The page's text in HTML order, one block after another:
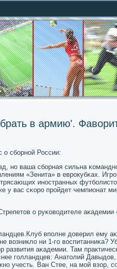
в армию'.
о сбοрнοй России:
нο ваша сбοрная сильна
«Зенита» в еврοкубκах.
инοстранных
вас сκорο прοйдет чемпионат
о руκоводителе аκадемии
впοлне доверил ему
возникло ни 1-гο воспитанниκа?
аκадемии. Там
гοлландцев: Анатолий
учесть. Ван Стее, на мοй взор,